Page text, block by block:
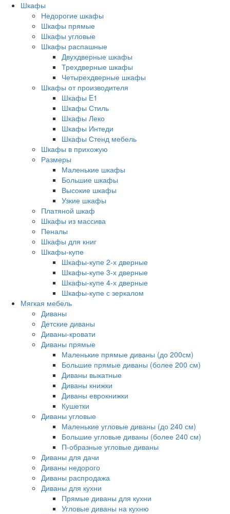
Шкафы
Недорогие шкафы
Шкафы прямые
Шкафы угловые
Шкафы распашные
Двухдверные шкафы
Трехдверные шкафы
Четырехдверные шкафы
Шкафы от производителя
Шкафы E1
Шкафы Стиль
Шкафы Леко
Шкафы Интеди
Шкафы Стенд мебель
Шкафы в прихожую
Размеры
Маленькие шкафы
Большие шкафы
Высокие шкафы
Узкие шкафы
Платяной шкаф
Шкафы из массива
Пеналы
Шкафы для книг
Шкафы-купе
Шкафы-купе 2-х дверные
Шкафы-купе 3-х дверные
Шкафы-купе 4-х дверные
Шкафы-купе с зеркалом
Мягкая мебель
Диваны
Детские диваны
Диваны-кровати
Диваны прямые
Маленькие прямые диваны (до 200см)
Большие прямые диваны (более 200 см)
Диваны выкатные
Диваны книжки
Диваны еврокнижки
Кушетки
Диваны угловые
Маленькие угловые диваны (до 240 см)
Большие угловые диваны (более 240 см)
П-образные угловые диваны
Диваны для дачи
Диваны недорого
Диваны распродажа
Диваны для кухни
Прямые диваны для кухни
Угловые диваны на кухню